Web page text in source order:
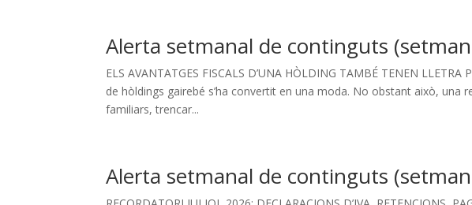
Alerta setmanal de continguts
ELS AVANTATGES FISCALS D’UNA HÒLDING TAMBÉ TENEN
de hòldings gairebé s’ha convertit en una moda. No obstant això,
familiars, trencar...
Alerta setmanal de continguts